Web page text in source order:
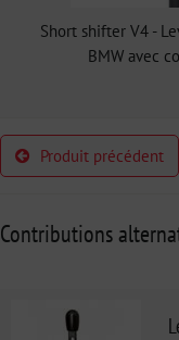
Short shifter V4 -
BMW avec
Produit précédent
Contributions